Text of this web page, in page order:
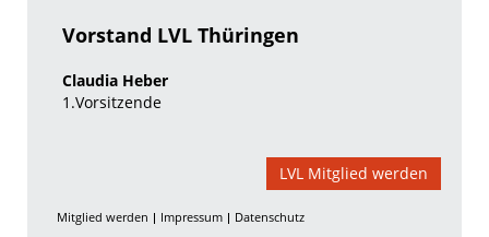
Vorstand LVL Thüringen
Claudia Heber
1.Vorsitzende
LVL Mitglied werden
Mitglied werden Impressum Datenschutz